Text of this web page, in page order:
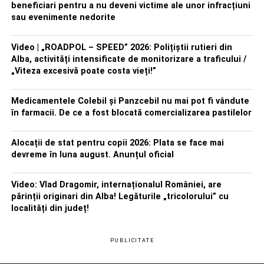
beneficiari pentru a nu deveni victime ale unor infracțiuni
sau evenimente nedorite
Video | „ROADPOL – SPEED” 2026: Polițiștii rutieri din
Alba, activități intensificate de monitorizare a traficului /
„Viteza excesivă poate costa vieți!”
Medicamentele Colebil și Panzcebil nu mai pot fi vândute
în farmacii. De ce a fost blocată comercializarea pastilelor
Alocații de stat pentru copii 2026: Plata se face mai
devreme în luna august. Anunțul oficial
Video: Vlad Dragomir, internaționalul României, are
părinții originari din Alba! Legăturile „tricolorului” cu
localități din județ!
PUBLICITATE